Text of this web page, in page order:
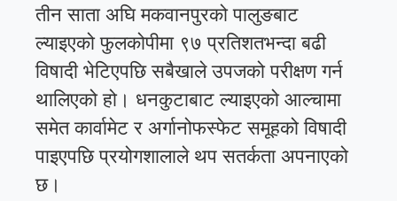
तीन साता अघि मकवानपुरको पालुङबाट
ल्याइएको फुलकोपीमा ९७ प्रतिशतभन्दा बढी
विषादी भेटिएपछि सबैखाले उपजको परीक्षण गर्न
थालिएको हो। धनकुटाबाट ल्याइएको आल्चामा
समेत कार्वामेट र अर्गानोफस्फेट समूहको विषादी
पाइएपछि प्रयोगशालाले थप सतर्कता अपनाएको
छ।